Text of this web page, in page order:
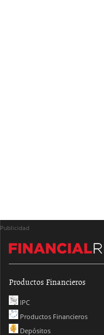
Publicidad
Productos Financieros
IPC
Productos Financieros
Depósitos